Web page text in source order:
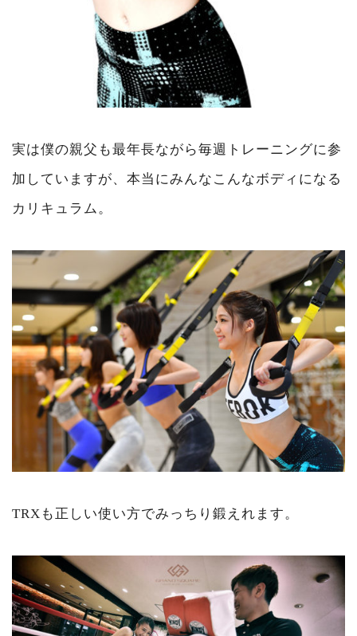
実は僕の親父も最年長ながら毎週トレーニングに参
加していますが、本当にみんなこんなボディになる
カリキュラム。
TRXも正しい使い方でみっちり鍛えれます。